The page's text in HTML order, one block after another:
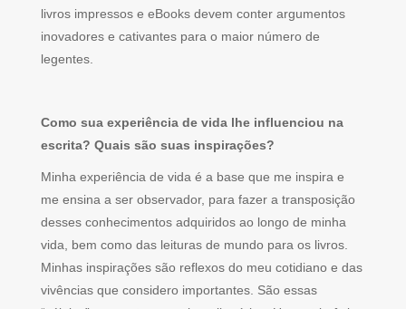
livros impressos e eBooks devem conter argumentos
inovadores e cativantes para o maior número de
legentes.
Como sua experiência de vida lhe influenciou na
escrita? Quais são suas inspirações?
Minha experiência de vida é a base que me inspira e
me ensina a ser observador, para fazer a transposição
desses conhecimentos adquiridos ao longo de minha
vida, bem como das leituras de mundo para os livros.
Minhas inspirações são reflexos do meu cotidiano e das
vivências que considero importantes. São essas